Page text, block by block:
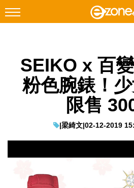
Facebook Instagram
科技焦點
教學評測
IT Times
SEIKO x 百
粉色腕錶！
限售
|梁綺文|02-12-2019